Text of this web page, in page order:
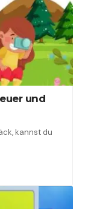
und
kannst du